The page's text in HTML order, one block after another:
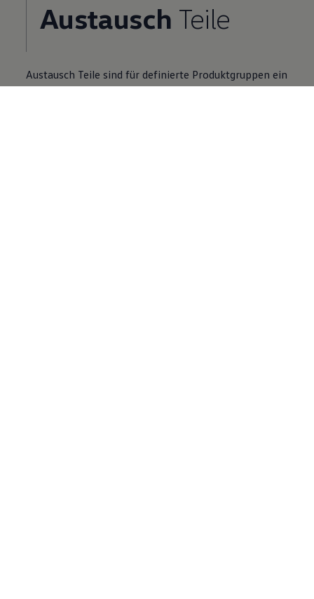
Austausch Teile
Austausch Teile sind für definierte Produktgruppen ein